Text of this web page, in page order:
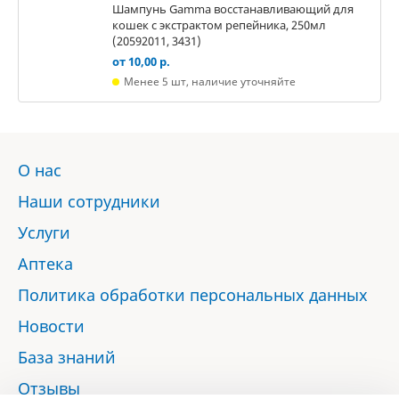
Шампунь Gamma восстанавливающий для
кошек с экстрактом репейника, 250мл
(20592011, 3431)
от 10,00 р.
Менее 5 шт, наличие уточняйте
О нас
Наши сотрудники
Услуги
Аптека
Политика обработки персональных данных
Новости
База знаний
Отзывы